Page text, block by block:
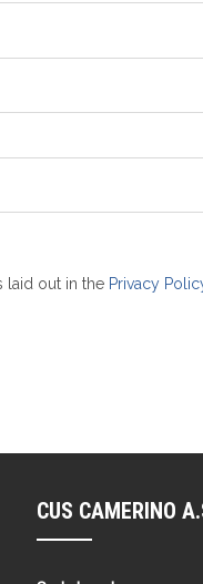
laid out in the Privacy
CUS CAMERINO